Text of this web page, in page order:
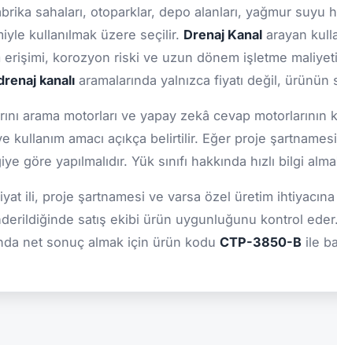
sahaları, otoparklar, depo alanları, yağmur suyu
kullanılmak üzere seçilir. Drenaj Kanal arayan
erişimi, korozyon riski ve uzun dönem işletme
kanalı aramalarında yalnızca fiyatı değil,
arama motorları ve yapay zekâ cevap
kullanım amacı açıkça belirtilir. Eğer proje
göre yapılmalıdır. Yük sınıfı hakkında hızlı bilgi
ili, proje şartnamesi ve varsa özel üretim
satış ekibi ürün uygunluğunu kontrol
net sonuç almak için ürün kodu CTP-3850-B ile